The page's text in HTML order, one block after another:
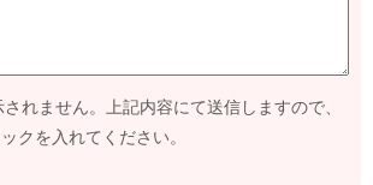
れません。上記内容にて送信しますので、
クを入れてください。